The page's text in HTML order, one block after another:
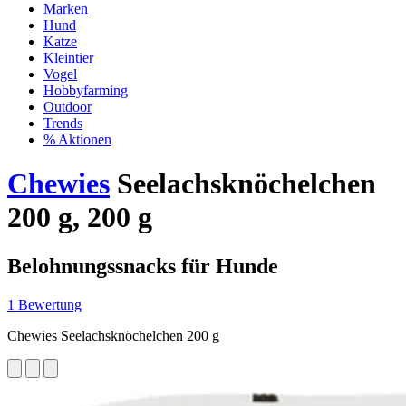
Marken
Hund
Katze
Kleintier
Vogel
Hobbyfarming
Outdoor
Trends
% Aktionen
Chewies Seelachsknöchelchen
200 g, 200 g
Belohnungssnacks für Hunde
1 Bewertung
Chewies Seelachsknöchelchen 200 g